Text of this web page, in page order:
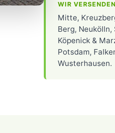
WIR
Mitte,
Berg, Neukölln,
Köpenick &
Potsdam,
Wusterhausen.